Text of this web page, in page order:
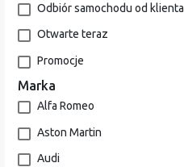
Odbiór samochodu od klienta
Otwarte teraz
Promocje
Marka
Alfa Romeo
Aston Martin
Audi